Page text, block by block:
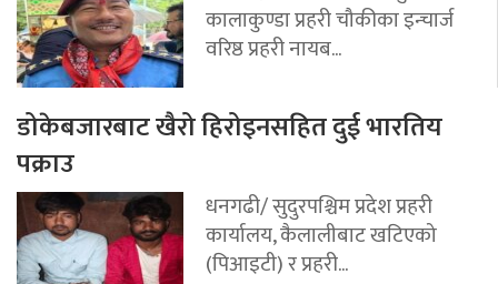
कालाकुण्डा प्रहरी चौकीका इन्चार्ज
वरिष्ठ प्रहरी नायब...
डोकेबजारबाट खैरो हिरोइनसहित दुई भारतिय
पक्राउ
धनगढी/ सुदुरपश्चिम प्रदेश प्रहरी
कार्यालय, कैलालीबाट खटिएको
(पिआइटी) र प्रहरी...